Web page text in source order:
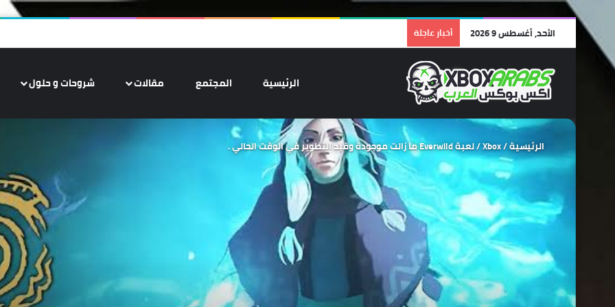
الأحد, أغسطس 9 2026 أخبار عاجلة
الرئيسية المجتمع مقالات شروحات و حلول
الرئيسية/
Xbox
/لعبة Everwild ما زالت موجودة وقيد التطوير في الوقت الحالي .